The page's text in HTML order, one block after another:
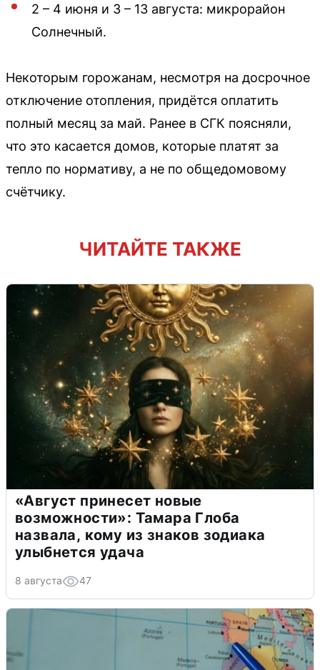
2 – 4 июня и 3 – 13 августа: микрорайон
Солнечный.
Некоторым горожанам, несмотря на досрочное
отключение отопления, придётся оплатить
полный месяц за май. Ранее в СГК поясняли,
что это касается домов, которые платят за
тепло по нормативу, а не по общедомовому
счётчику.
ЧИТАЙТЕ ТАКЖЕ
«Август принесет новые
возможности»: Тамара Глоба
назвала, кому из знаков зодиака
улыбнется удача
8 августа 47